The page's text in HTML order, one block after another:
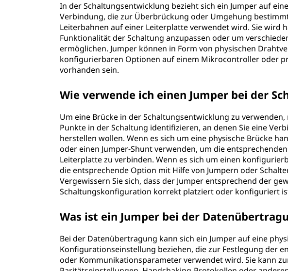
In der Schaltungsentwicklung bezieht sich ein Jumper auf
Verbindung, die zur Überbrückung oder Umgehung
Leiterbahnen auf einer Leiterplatte verwendet wird. Sie wird
Funktionalität der Schaltung anzupassen oder um
ermöglichen. Jumper können in Form von physischen
konfigurierbaren Optionen auf einem Mikrocontroller oder
vorhanden sein.
Wie verwende ich einen Jumper bei der
Um eine Brücke in der Schaltungsentwicklung zu verwenden,
Punkte in der Schaltung identifizieren, an denen Sie eine
herstellen wollen. Wenn es sich um eine physische Brücke
oder einen Jumper-Shunt verwenden, um die
Leiterplatte zu verbinden. Wenn es sich um einen
die entsprechende Option mit Hilfe von Jumpern oder
Vergewissern Sie sich, dass der Jumper entsprechend der
Schaltungskonfiguration korrekt platziert oder konfiguriert
Was ist ein Jumper bei der
Bei der Datenübertragung kann sich ein Jumper auf eine
Konfigurationseinstellung beziehen, die zur Festlegung der
oder Kommunikationsparameter verwendet wird. Sie kann